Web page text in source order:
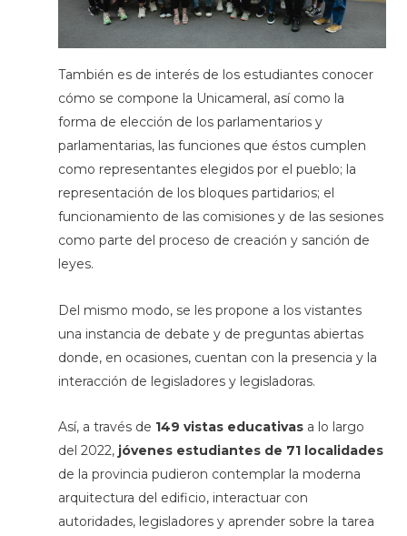
También es de interés de los estudiantes conocer
cómo se compone la Unicameral, así como la
forma de elección de los parlamentarios y
parlamentarias, las funciones que éstos cumplen
como representantes elegidos por el pueblo; la
representación de los bloques partidarios; el
funcionamiento de las comisiones y de las sesiones
como parte del proceso de creación y sanción de
leyes.
Del mismo modo, se les propone a los vistantes
una instancia de debate y de preguntas abiertas
donde, en ocasiones, cuentan con la presencia y la
interacción de legisladores y legisladoras.
Así, a través de 149 vistas educativas a lo largo
del 2022,jóvenes estudiantes de 71 localidades
de la provincia pudieron contemplar la moderna
arquitectura del edificio, interactuar con
autoridades, legisladores y aprender sobre la tarea